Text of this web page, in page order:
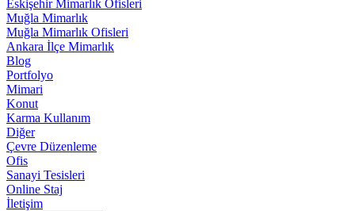
Eskişehir Mimarlık Ofisleri
Muğla Mimarlık
Muğla Mimarlık Ofisleri
Ankara İlçe Mimarlık
Blog
Portfolyo
Mimari
Konut
Karma Kullanım
Diğer
Çevre Düzenleme
Ofis
Sanayi Tesisleri
Online Staj
İletişim